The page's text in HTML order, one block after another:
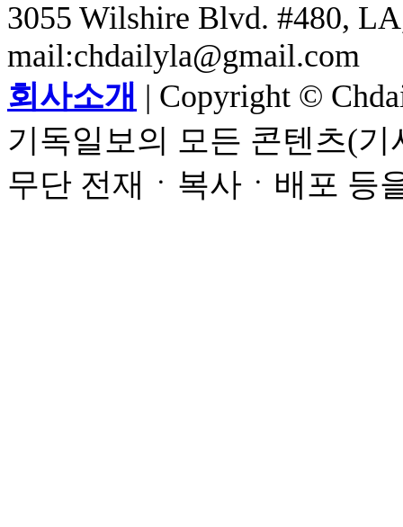
3055 Wilshire Blvd. #480,
mail:chdailyla@gmail.com
회사소개 | Copyright ©
기독일보의 모든 콘텐츠(
무단 전재ㆍ복사ㆍ배포 등